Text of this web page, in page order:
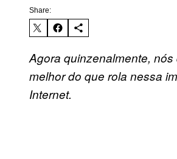
Share:
Agora quinzenalmente,
melhor do que rola nessa
Internet.